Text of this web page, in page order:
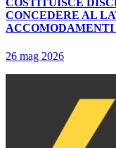
COSTITUISCE
CONCEDERE AL
26 mag 2026